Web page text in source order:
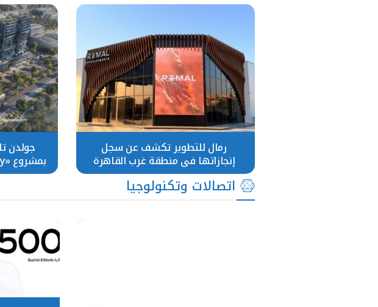
رمال للتطوير تكشف عن سجل
إنجازاتها في منطقة غرب القاهرة
جولدن
مع اتصالات وتكنولوجيا